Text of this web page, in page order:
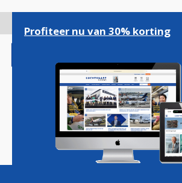
gaan
Magazine Podcasts
Profiteer nu van 30% korting